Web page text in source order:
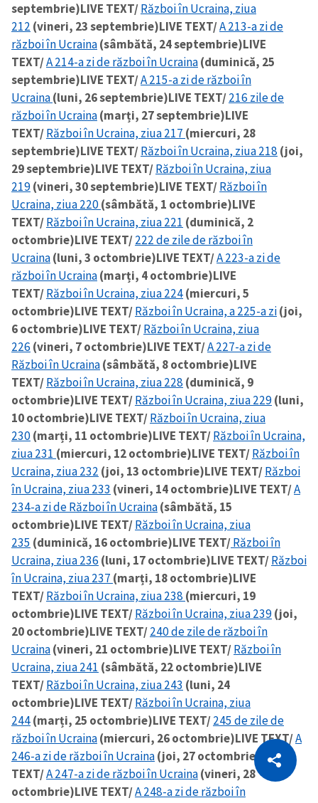
Copiază Link
septembrie)LIVE TEXT/Război în Ucraina, ziua
212 (vineri, 23 septembrie)LIVE TEXT/A 213-a zi de
război în Ucraina(sâmbătă, 24 septembrie)LIVE
TEXT/A 214-a zi de război în Ucraina(duminică, 25
septembrie)LIVE TEXT/A 215-a zi de război în
Ucraina(luni, 26 septembrie)LIVE TEXT/216 zile de
război în Ucraina(marți, 27 septembrie)LIVE
TEXT/Război în Ucraina, ziua 217 (miercuri, 28
septembrie)LIVE TEXT/Război în Ucraina, ziua 218 (joi,
29 septembrie)LIVE TEXT/Război în Ucraina, ziua
219(vineri, 30 septembrie)LIVE TEXT/Război în
Ucraina, ziua 220(sâmbătă, 1 octombrie)LIVE
TEXT/Război în Ucraina, ziua 221 (duminică, 2
octombrie)LIVE TEXT/222 de zile de război în
Ucraina(luni, 3 octombrie)LIVE TEXT/A 223-a zi de
război în Ucraina(marți, 4 octombrie)LIVE
TEXT/Război în Ucraina, ziua 224(miercuri, 5
octombrie)LIVE TEXT/Război în Ucraina, a 225-a zi(joi,
6 octombrie)LIVE TEXT/Război în Ucraina, ziua
226 (vineri, 7 octombrie)LIVE TEXT/A 227-a zi de
Război în Ucraina(sâmbătă, 8 octombrie)LIVE
TEXT/Război în Ucraina, ziua 228 (duminică, 9
octombrie)LIVE TEXT/Război în Ucraina, ziua 229(luni,
10 octombrie)LIVE TEXT/Război în Ucraina, ziua
230(marți, 11 octombrie)LIVE TEXT/Război în Ucraina,
ziua 231 (miercuri, 12 octombrie)LIVE TEXT/Război în
Ucraina, ziua 232 (joi, 13 octombrie)LIVE TEXT/Război
în Ucraina, ziua 233 (vineri, 14 octombrie)LIVE TEXT/A
234-a zi de Război în Ucraina(sâmbătă, 15
octombrie)LIVE TEXT/Război în Ucraina, ziua
235 (duminică, 16 octombrie)LIVE TEXT/Război în
Ucraina, ziua 236 (luni, 17 octombrie)LIVE TEXT/Război
în Ucraina, ziua 237 (marți, 18 octombrie)LIVE
TEXT/Război în Ucraina, ziua 238 (miercuri, 19
octombrie)LIVE TEXT/Război în Ucraina, ziua 239(joi,
20 octombrie)LIVE TEXT/240 de zile de război în
Ucraina(vineri, 21 octombrie)LIVE TEXT/Război în
Ucraina, ziua 241 (sâmbătă, 22 octombrie)LIVE
TEXT/Război în Ucraina, ziua 243 (luni, 24
octombrie)LIVE TEXT/Război în Ucraina, ziua
244(marți, 25 octombrie)LIVE TEXT/245 de zile de
război în Ucraina(miercuri, 26 octombrie)LIVE TEXT/A
246-a zi de război în Ucraina(joi, 27 octombrie)
LIVE
TEXT/A 247-a zi de război în Ucraina(vineri, 28
octombrie)LIVE TEXT/A 248-a zi de război în
Citește articolul
CITEȘTE